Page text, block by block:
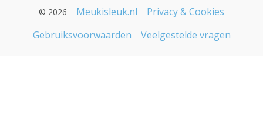
© 2026 Meukisleuk.nl
Privacy & Cookies
Gebruiksvoorwaarden
Veelgestelde vragen